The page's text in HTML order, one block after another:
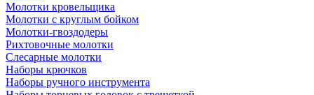
Молотки кровельщика
Молотки с круглым бойком
Молотки-гвоздодеры
Рихтовочные молотки
Слесарные молотки
Наборы крючков
Наборы ручного инструмента